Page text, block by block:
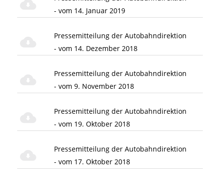
- vom 14. Januar 2019
Pressemitteilung der Autobahndirektion
- vom 14. Dezember 2018
Pressemitteilung der Autobahndirektion
- vom 9. November 2018
Pressemitteilung der Autobahndirektion
- vom 19. Oktober 2018
Pressemitteilung der Autobahndirektion
- vom 17. Oktober 2018